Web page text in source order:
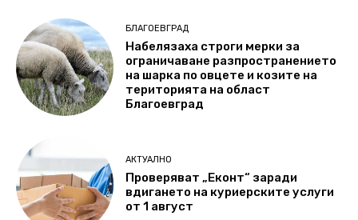
БЛАГОЕВГРАД
Набелязаха строги мерки за
ограничаване разпространението
на шарка по овцете и козите на
територията на област
Благоевград
АКТУАЛНО
Проверяват „Еконт“ заради
вдигането на куриерските услуги
от 1 август